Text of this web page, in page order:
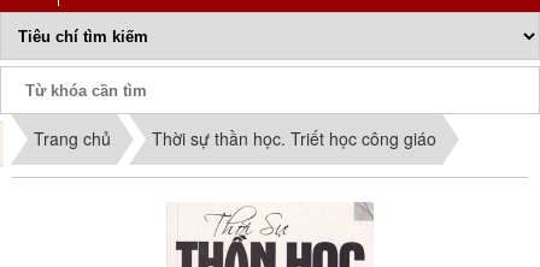
Phiếu Sách
Trang chủ Thời sự thần học. Triết học công giáo